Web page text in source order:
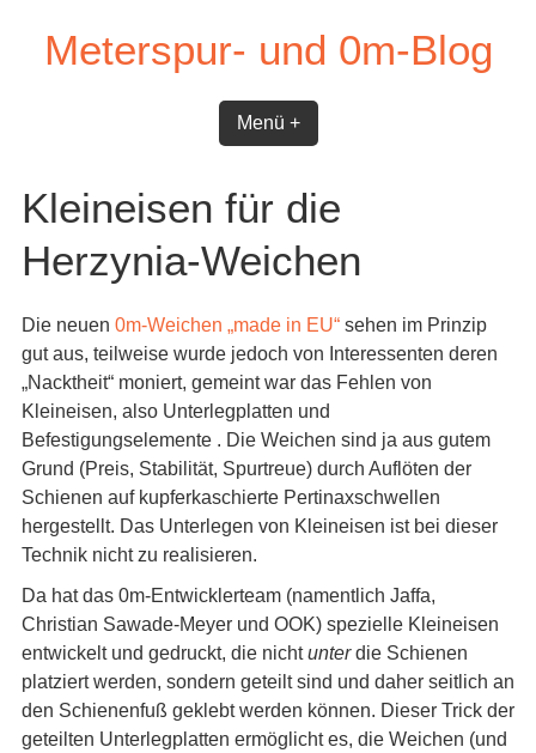
contentMeterspur- und 0m-Blog
Menü +
Kleineisen für die
Herzynia-Weichen
Die neuen 0m-Weichen „made in EU“sehen im Prinzip
gut aus, teilweise wurde jedoch von Interessenten deren
„Nacktheit“ moniert, gemeint war das Fehlen von
Kleineisen, also Unterlegplatten und
Befestigungselemente . Die Weichen sind ja aus gutem
Grund (Preis, Stabilität, Spurtreue) durch Auflöten der
Schienen auf kupferkaschierte Pertinaxschwellen
hergestellt. Das Unterlegen von Kleineisen ist bei dieser
Technik nicht zu realisieren.
Da hat das 0m-Entwicklerteam (namentlich Jaffa,
Christian Sawade-Meyer und OOK) spezielle Kleineisen
entwickelt und gedruckt, die nichtunterdie Schienen
platziert werden, sondern geteilt sind und daher seitlich an
den Schienenfuß geklebt werden können. Dieser Trick der
geteilten Unterlegplatten ermöglicht es, die Weichen (und